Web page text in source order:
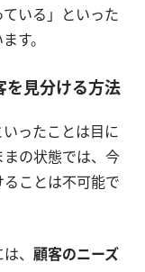
ている」といった
す。
を見分ける方法
いったことは目に
まの状態では、今
ことは不可能で
、 顧客のニーズ